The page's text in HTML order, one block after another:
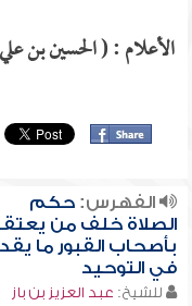
الأعلام : ( الحسين بن
الفهرس:حكم
الصلاة خلف من
بأصحاب القبور ما
في التوحيد
للشيخ: عبد العزيز بن باز